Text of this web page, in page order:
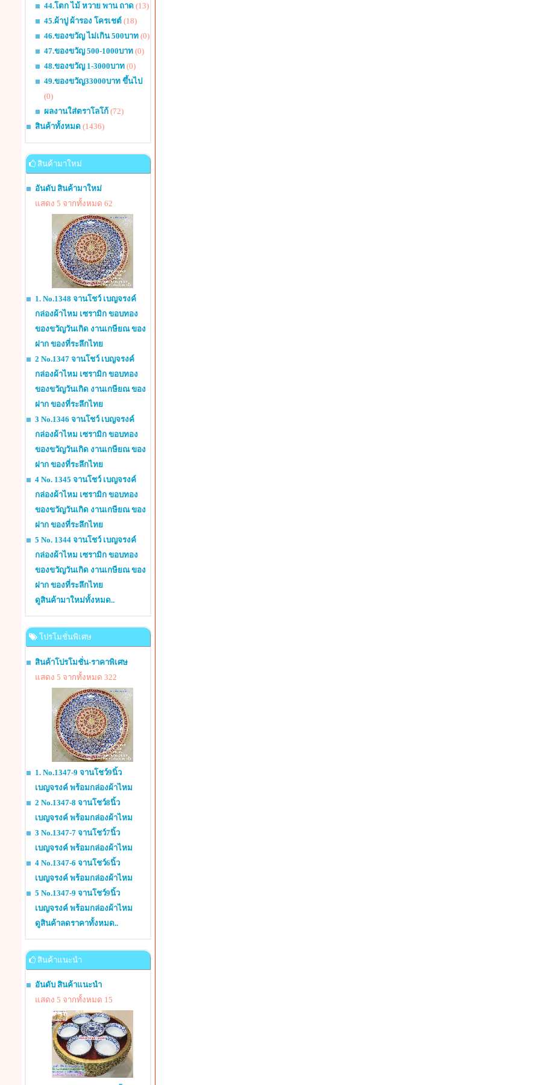
44.โตก ไม้ หวาย พาน ถาด (13)
45.ผ้าปู ผ้ารอง โครเชต์ (18)
46.ของขวัญ ไม่เกิน 500บาท (0)
47.ของขวัญ 500-1000บาท (0)
48.ของขวัญ 1-3000บาท (0)
49.ของขวัญ33000บาท ขึ้นไป
(0)
ผลงานใส่ตราโลโก้ (72)
สินค้าทั้งหมด (1436)
สินค้ามาใหม่
อันดับ สินค้ามาใหม่
แสดง 5 จากทั้งหมด 62
1. No.1348 จานโชว์ เบญจรงค์
กล่องผ้าไหม เซรามิก ขอบทอง
ของขวัญวันเกิด งานเกษียณ ของ
ฝาก ของที่ระลึกไทย
2 No.1347 จานโชว์ เบญจรงค์
กล่องผ้าไหม เซรามิก ขอบทอง
ของขวัญวันเกิด งานเกษียณ ของ
ฝาก ของที่ระลึกไทย
3 No.1346 จานโชว์ เบญจรงค์
กล่องผ้าไหม เซรามิก ขอบทอง
ของขวัญวันเกิด งานเกษียณ ของ
ฝาก ของที่ระลึกไทย
4 No. 1345 จานโชว์ เบญจรงค์
กล่องผ้าไหม เซรามิก ขอบทอง
ของขวัญวันเกิด งานเกษียณ ของ
ฝาก ของที่ระลึกไทย
5 No. 1344 จานโชว์ เบญจรงค์
กล่องผ้าไหม เซรามิก ขอบทอง
ของขวัญวันเกิด งานเกษียณ ของ
ฝาก ของที่ระลึกไทย
ดูสินค้ามาใหม่ทั้งหมด..
โปรโมชั่นพิเศษ
สินค้าโปรโมชั่น-ราคาพิเศษ
แสดง 5 จากทั้งหมด 322
1. No.1347-9 จานโชว์9นิ้ว
เบญจรงค์ พร้อมกล่องผ้าไหม
2 No.1347-8 จานโชว์8นิ้ว
เบญจรงค์ พร้อมกล่องผ้าไหม
3 No.1347-7 จานโชว์7นิ้ว
เบญจรงค์ พร้อมกล่องผ้าไหม
4 No.1347-6 จานโชว์6นิ้ว
เบญจรงค์ พร้อมกล่องผ้าไหม
5 No.1347-9 จานโชว์9นิ้ว
เบญจรงค์ พร้อมกล่องผ้าไหม
ดูสินค้าลดราคาทั้งหมด..
สินค้าแนะนำ
อันดับ สินค้าแนะนำ
แสดง 5 จากทั้งหมด 15